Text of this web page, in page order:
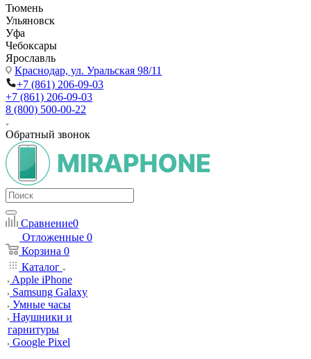
Тюмень
Ульяновск
Уфа
Чебоксары
Ярославль
Краснодар, ул. Уральская 98/11
+7 (861) 206-09-03
+7 (861) 206-09-03
8 (800) 500-00-22
Обратный звонок
Сравнение0
Отложенные 0
Корзина 0
Каталог
Apple iPhone
Samsung Galaxy
Умные часы
Наушники и
гарнитуры
Google Pixel